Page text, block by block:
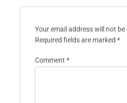
Your email address will not be
Required fields are marked *
Comment *